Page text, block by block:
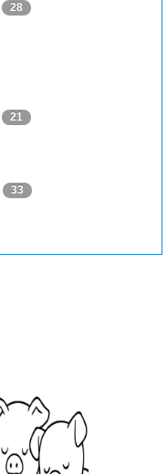
28
21
33